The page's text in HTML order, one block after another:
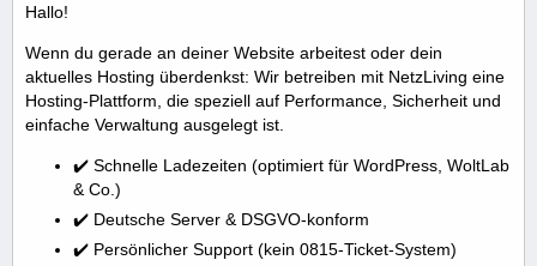
Hallo!
Wenn du gerade an deiner Website arbeitest oder dein
aktuelles Hosting überdenkst: Wir betreiben mit NetzLiving eine
Hosting-Plattform, die speziell auf Performance, Sicherheit und
einfache Verwaltung ausgelegt ist.
✔️ Schnelle Ladezeiten (optimiert für WordPress, WoltLab
& Co.)
✔️ Deutsche Server & DSGVO-konform
✔️ Persönlicher Support (kein 0815-Ticket-System)